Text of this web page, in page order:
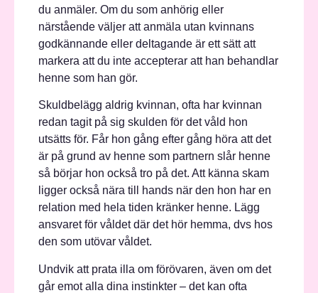
du anmäler. Om du som anhörig eller
närstående väljer att anmäla utan kvinnans
godkännande eller deltagande är ett sätt att
markera att du inte accepterar att han behandlar
henne som han gör.
Skuldbelägg aldrig kvinnan, ofta har kvinnan
redan tagit på sig skulden för det våld hon
utsätts för. Får hon gång efter gång höra att det
är på grund av henne som partnern slår henne
så börjar hon också tro på det. Att känna skam
ligger också nära till hands när den hon har en
relation med hela tiden kränker henne. Lägg
ansvaret för våldet där det hör hemma, dvs hos
den som utövar våldet.
Undvik att prata illa om förövaren, även om det
går emot alla dina instinkter – det kan ofta